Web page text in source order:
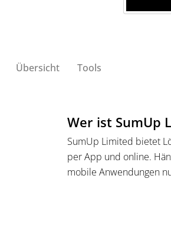
Übersicht Tools
Wer ist SumUp
SumUp Limited bietet
per App und online.
mobile Anwendungen
SumUp ermöglicht die